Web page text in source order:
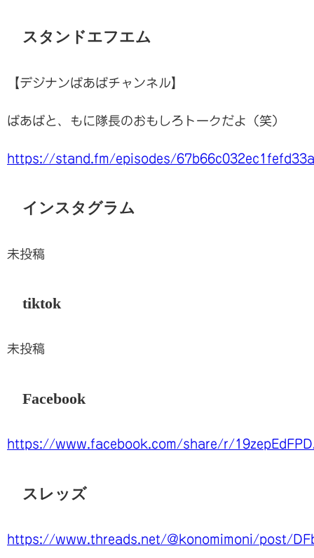
スタンドエフエム
【デジナンばあばチャンネル】
ばあばと、もに隊長のおもしろトークだよ（笑）
https://stand.fm/episodes/
インスタグラム
未投稿
tiktok
未投稿
Facebook
https://www.facebook.com/share/r/
スレッズ
https://www.threads.net/@konomimoni/post/